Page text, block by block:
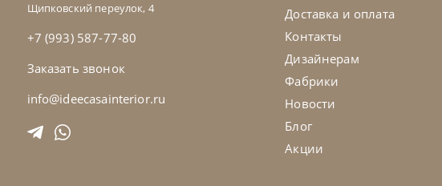
Щипковский переулок, 4
+7 (993) 587-77-80
Заказать звонок
info@ideecasainterior.ru
Доставка и оплата
Контакты
Дизайнерам
Фабрики
Новости
Блог
Акции